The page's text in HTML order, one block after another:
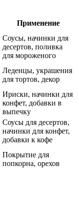
Применение
Соусы, начинки для
десертов, поливка
для мороженого
Леденцы, украшения
для тортов, декор
Ириски, начинки для
конфет, добавки в
выпечку
Соусы для десертов,
начинки для конфет,
добавки к кофе
Покрытие для
попкорна, орехов